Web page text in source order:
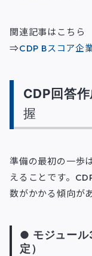
関連記事はこちら
⇒CDP Bスコア企
CDP回答
握
準備の最初の一歩
えることです。
数がかかる傾向が
● モジュール
定）